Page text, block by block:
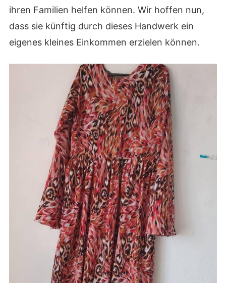
ihren Familien helfen können. Wir hoffen nun,
dass sie künftig durch dieses Handwerk ein
eigenes kleines Einkommen erzielen können.